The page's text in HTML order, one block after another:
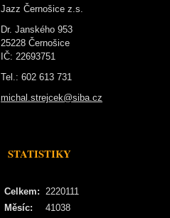
Jazz Černošice z.s.
Dr. Janského 953
25228 Černošice
IČ: 22693751
Tel.: 602 613 731
michal.strejcek@siba.cz
STATISTIKY
Celkem: 2220111
Měsíc:
41038